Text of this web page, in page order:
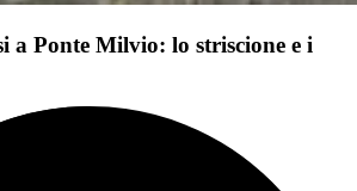
a Ponte Milvio: lo striscione e i